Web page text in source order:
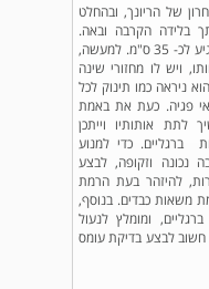
של הריונך, ובהחלט
בלידה הקרבה ובאה.
עוברך שוקל כעת כ- 900 גרם ואורכו מגיע לכ- 35 ס"מ. למעשה,
ויש לו מחזורי שינה
ניראה כמו תינוק לכל
פגיה. כעת את באמת
לתת אותותיו וייתכן
ברגליים. כדי למנוע
נכונה וזקופה, לבצע
להיזהר בעת הרמת
משאות כבדים. בנוסף,
ומומלץ לנעול
חשוב לבצע בדיקת עומס